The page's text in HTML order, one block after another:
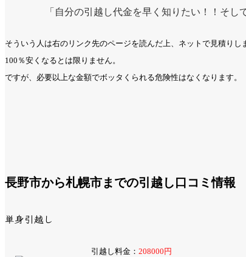
「自分の引越し代金を早く知りたい！！そし
そういう人は右のリンク先のページを読んだ上、ネットで見積りし
100％安くなるとは限りません。
ですが、必要以上な金額でボッタくられる危険性はなくなります。
長野市から札幌市までの引越し口コミ情報
単身引越し
引越し料金： 208000円